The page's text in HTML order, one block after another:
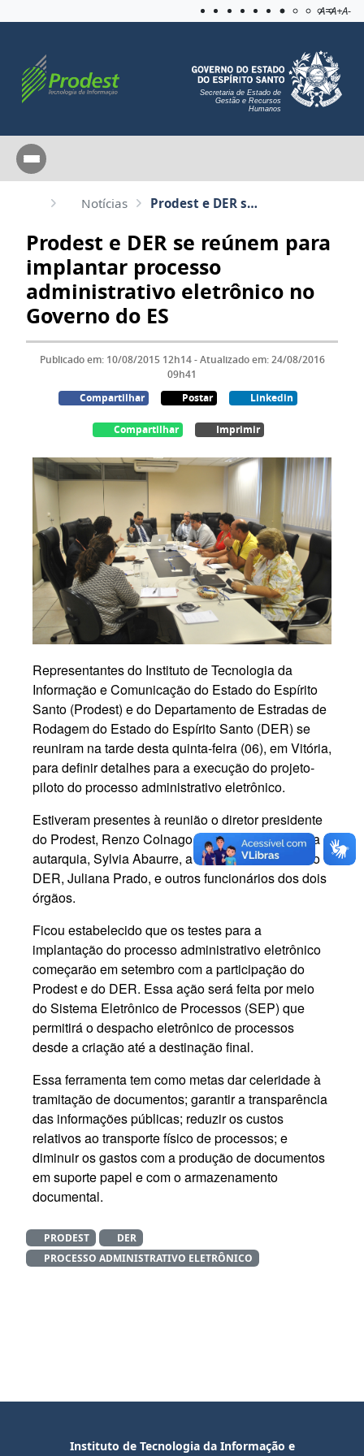
Aplicar
A=A+A-
Secretaria de Estado de
Gestão e Recursos
Humanos
Notícias Prodest e DER se reúnem para implantar processo administrativo eletrônico no Governo do ES
Prodest e DER se reúnem para
implantar processo
administrativo eletrônico no
Governo do ES
Publicado em: 10/08/2015 12h14 - Atualizado em: 24/08/2016
09h41
Compartilhar
Postar Linkedin
Compartilhar Imprimir
Representantes do Instituto de Tecnologia da
Informação e Comunicação do Estado do Espírito
Santo (Prodest) e do Departamento de Estradas de
Rodagem do Estado do Espírito Santo (DER) se
reuniram na tarde desta quinta-feira (06), em Vitória,
para definir detalhes para a execução do projeto-
piloto do processo administrativo eletrônico.
Estiveram presentes à reunião o diretor presidente
do Prodest, Renzo Colnago, a diretora Técnica da
autarquia, Sylvia Abaurre, a diretora de Gestão do
DER, Juliana Prado, e outros funcionários dos dois
órgãos.
Ficou estabelecido que os testes para a
implantação do processo administrativo eletrônico
começarão em setembro com a participação do
Prodest e do DER. Essa ação será feita por meio
do Sistema Eletrônico de Processos (SEP) que
permitirá o despacho eletrônico de processos
desde a criação até a destinação final.
Essa ferramenta tem como metas dar celeridade à
tramitação de documentos; garantir a transparência
das informações públicas; reduzir os custos
relativos ao transporte físico de processos; e
diminuir os gastos com a produção de documentos
em suporte papel e com o armazenamento
documental.
PRODEST
DER
PROCESSO ADMINISTRATIVO ELETRÔNICO
Instituto de Tecnologia da Informação e